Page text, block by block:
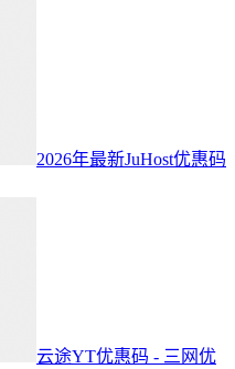
2026年最新JuHost优惠码
云途YT优惠码 - 三网优